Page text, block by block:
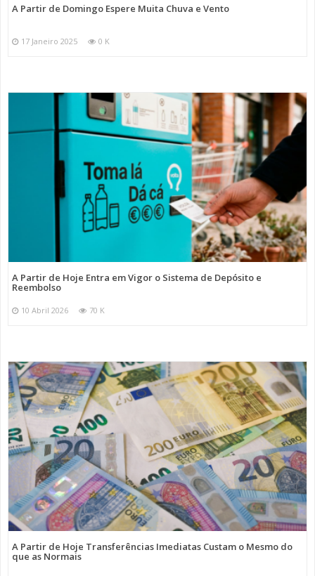
A Partir de Domingo Espere Muita Chuva e Vento
17 Janeiro 2025 0 K
A Partir de Hoje Entra em Vigor o Sistema de Depósito e
Reembolso
10 Abril 2026 70 K
A Partir de Hoje Transferências Imediatas Custam o Mesmo do
que as Normais